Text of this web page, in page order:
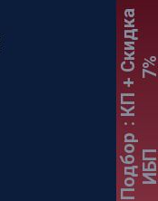
Подбор
:
К
П
+
С
к
и
д
к
а
7